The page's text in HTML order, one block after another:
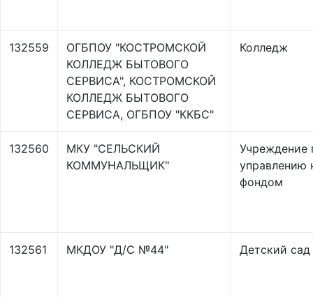
132559
ОГБПОУ "КОСТРОМСКОЙ
КОЛЛЕДЖ БЫТОВОГО
СЕРВИСА", КОСТРОМСКОЙ
КОЛЛЕДЖ БЫТОВОГО
СЕРВИСА, ОГБПОУ "ККБС"
Колледж
132560
МКУ "СЕЛЬСКИЙ
КОММУНАЛЬЩИК"
Учреждение
управлению
фондом
132561 МКДОУ "Д/С №44" Детский сад